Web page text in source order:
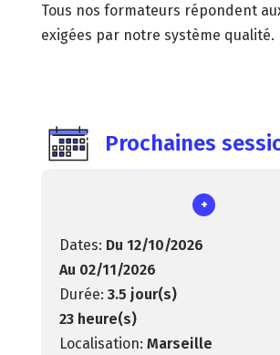
Tous nos formateurs répondent
exigées par notre système qualité.
Prochaines
+
Du 12/10/2026
Au 02/11/2026
3.5 jour(s)
23 heure(s)
Marseille